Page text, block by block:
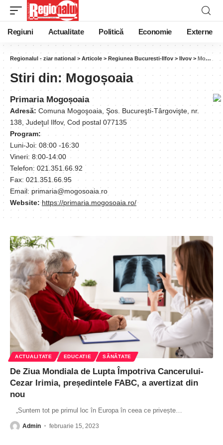
Regiuni Actualitate Politică Economie Externe
Regionalul - ziar national > Articole > Regiunea Bucuresti-Ilfov > Ilvov > Mogoșoaia
Stiri din:Mogoșoaia
Primaria Mogoșoaia
Adresă: Comuna Mogoşoaia, Şos. Bucureşti-Târgovişte, nr.
138, Judeţul Ilfov, Cod postal 077135
Program:
Luni-Joi: 08:00 -16:30
Vineri: 8:00-14:00
Telefon: 021.351.66.92
Fax: 021.351.66.95
Email: primaria@mogosoaia.ro
Website: https://primaria.mogosoaia.ro/
ACTUALITATE EDUCATIE SĂNĂTATE
De Ziua Mondiala de Lupta Împotriva Cancerului-
Cezar Irimia, președintele FABC, a avertizat din
nou
„Suntem tot pe primul loc în Europa în ceea ce privește
Admin februarie 15, 2023